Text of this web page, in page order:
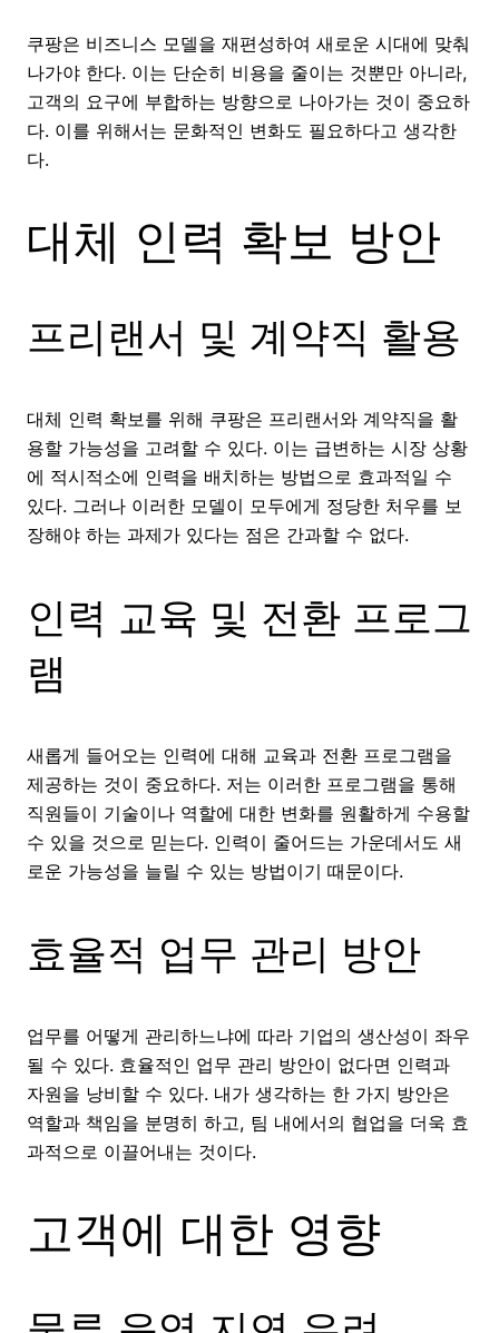
쿠팡은 비즈니스 모델을 재편성하여 새로운 시대에 맞춰
나가야 한다. 이는 단순히 비용을 줄이는 것뿐만 아니라,
고객의 요구에 부합하는 방향으로 나아가는 것이 중요하
다. 이를 위해서는 문화적인 변화도 필요하다고 생각한
다.
대체 인력 확보 방안
프리랜서 및 계약직 활용
대체 인력 확보를 위해 쿠팡은 프리랜서와 계약직을 활
용할 가능성을 고려할 수 있다. 이는 급변하는 시장 상황
에 적시적소에 인력을 배치하는 방법으로 효과적일 수
있다. 그러나 이러한 모델이 모두에게 정당한 처우를 보
장해야 하는 과제가 있다는 점은 간과할 수 없다.
인력 교육 및 전환 프로그
램
새롭게 들어오는 인력에 대해 교육과 전환 프로그램을
제공하는 것이 중요하다. 저는 이러한 프로그램을 통해
직원들이 기술이나 역할에 대한 변화를 원활하게 수용할
수 있을 것으로 믿는다. 인력이 줄어드는 가운데서도 새
로운 가능성을 늘릴 수 있는 방법이기 때문이다.
효율적 업무 관리 방안
업무를 어떻게 관리하느냐에 따라 기업의 생산성이 좌우
될 수 있다. 효율적인 업무 관리 방안이 없다면 인력과
자원을 낭비할 수 있다. 내가 생각하는 한 가지 방안은
역할과 책임을 분명히 하고, 팀 내에서의 협업을 더욱 효
과적으로 이끌어내는 것이다.
고객에 대한 영향